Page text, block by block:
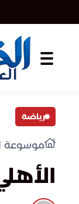
رياضة
موسوعة